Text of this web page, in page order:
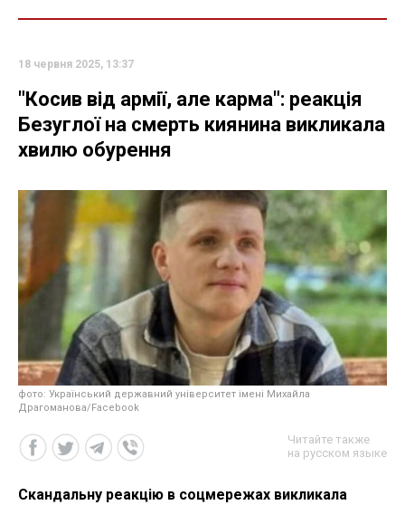
18 червня 2025, 13:37
"Косив від армії, але карма": реакція
Безуглої на смерть киянина викликала
хвилю обурення
фото: Український державний університет імені Михайла
Драгоманова/Facebook
Читайте также
на русском языке
Скандальну реакцію в соцмережах викликала